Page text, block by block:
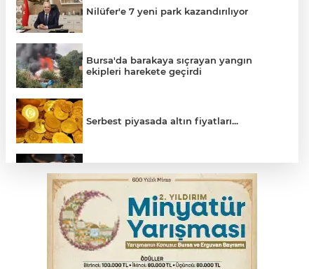
Nilüfer'e 7 yeni park kazandırılıyor
Bursa'da barakaya sıçrayan yangın
ekipleri harekete geçirdi
Serbest piyasada altın fiyatları...
Yargıtay’dan primle çalışanlara müjde
Bursa’da bugün hava nasıl olacak?